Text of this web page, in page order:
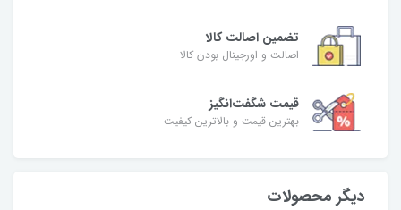
تضمین اصالت کالا
اصالت و اورجینال بودن کالا
قیمت شگفت‌انگیز
بهترین قیمت و بالاترین کیفیت
دیگر محصولات